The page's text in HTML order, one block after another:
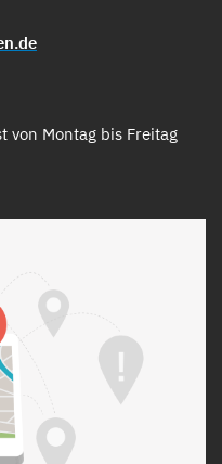
von Montag bis Freitag